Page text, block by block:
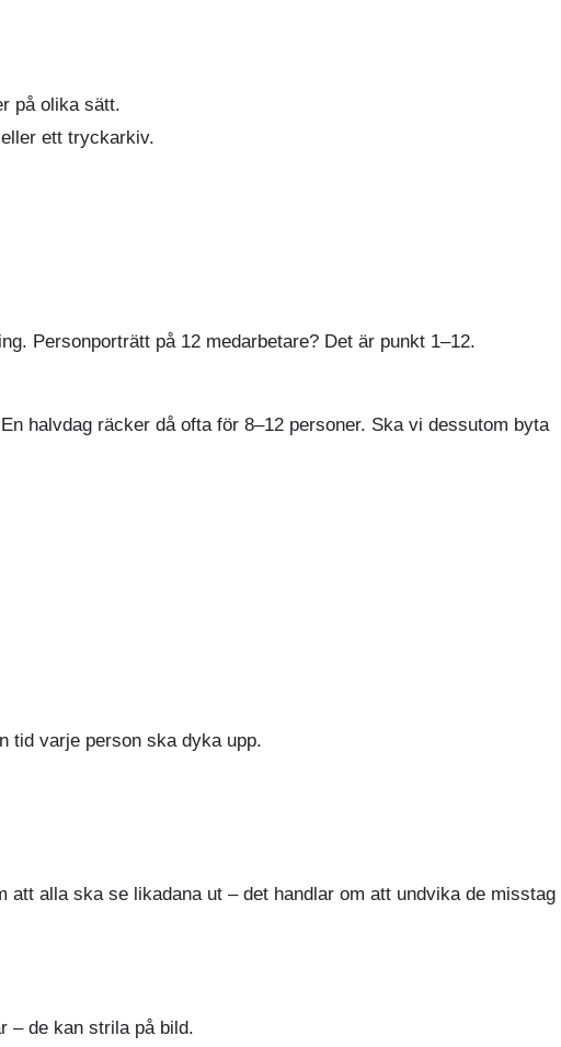
på olika sätt.
ett tryckarkiv.
Personporträtt på 12 medarbetare? Det är punkt 1–12.
halvdag räcker då ofta för 8–12 personer. Ska vi dessutom byta
tid varje person ska dyka upp.
alla ska se likadana ut – det handlar om att undvika de misstag
– de kan strila på bild.